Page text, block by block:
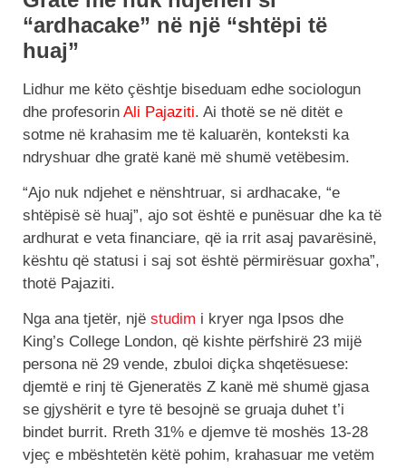
“ardhacake” në një “shtëpi të
huaj”
Lidhur me këto çështje biseduam edhe sociologun
dhe profesorin Ali Pajaziti. Ai thotë se në ditët e
sotme në krahasim me të kaluarën, konteksti ka
ndryshuar dhe gratë kanë më shumë vetëbesim.
“Ajo nuk ndjehet e nënshtruar, si ardhacake, “e
shtëpisë së huaj”, ajo sot është e punësuar dhe ka të
ardhurat e veta financiare, që ia rrit asaj pavarësinë,
kështu që statusi i saj sot është përmirësuar goxha”,
thotë Pajaziti.
Nga ana tjetër, një studim i kryer nga Ipsos dhe
King’s College London, që kishte përfshirë 23 mijë
persona në 29 vende, zbuloi diçka shqetësuese:
djemtë e rinj të Gjeneratës Z kanë më shumë gjasa
se gjyshërit e tyre të besojnë se gruaja duhet t’i
bindet burrit. Rreth 31% e djemve të moshës 13-28
vjeç e mbështetën këtë pohim, krahasuar me vetëm